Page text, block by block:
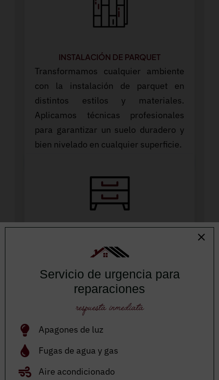
INSTALACIÓN DE PARQUET
Transformamos cualquier ambiente
con la instalación de parquet en
distintos estilos y materiales.
Aplicamos técnicas profesionales
para garantizar un suelo duradero y
bien nivelado en cualquier superficie.
Fabricamos y montamos muebles a
medidapara optimizar cada espacio,
desde armarios empotrados hasta
estanterías personalizadas. Nos
adaptamos a hogares y oficinas con
soluciones funcionales y elegantes.
Servicio de urgencia para
reparaciones
respuesta inmediata
Apagones de luz
Fugas de agua y gas
Aire acondicionado